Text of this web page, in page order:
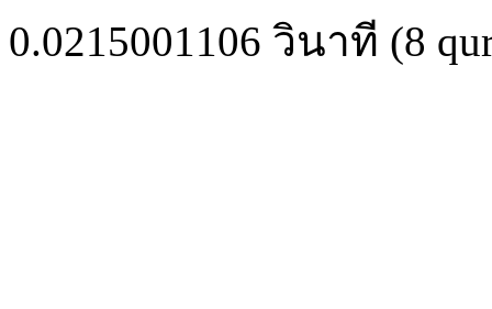
0.0215001106 วินาที (8